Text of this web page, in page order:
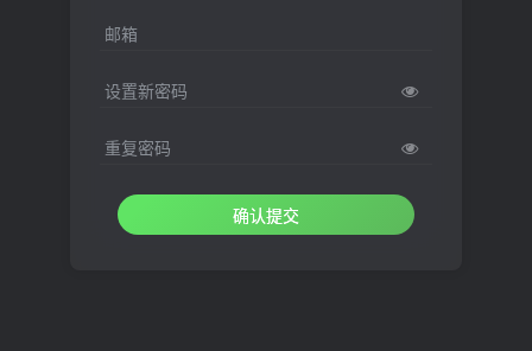
邮箱
设置新密码
重复密码
确认提交